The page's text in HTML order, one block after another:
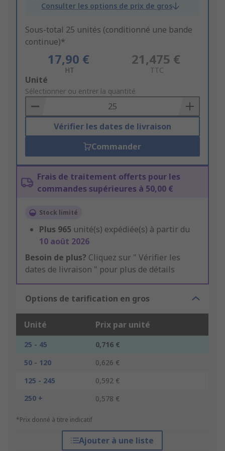
Consulter les options de prix de gros
Sous-total 25 unités (conditionné une bande
continue)*
17,90 €
HT
21,475 €
TTC
Add
to
Basket
Unité
Sélectionner ou entrer la quantité
Vérifier les dates de livraison
Commander
Frais de traitement offerts pour les
commandes supérieures à 50,00 €
Stock limité
Plus 965 unité(s) expédiée(s) à partir du
10 août 2026
Besoin de plus? Cliquez sur " Vérifier les
dates de livraison " pour plus de détails
Options de tarification en gros
Unité Prix par unité
25 - 45
0,716 €
50 - 120
0,626 €
125 - 245
0,592 €
250 +
0,578 €
*Prix donné à titre indicatif
Ajouter à une liste